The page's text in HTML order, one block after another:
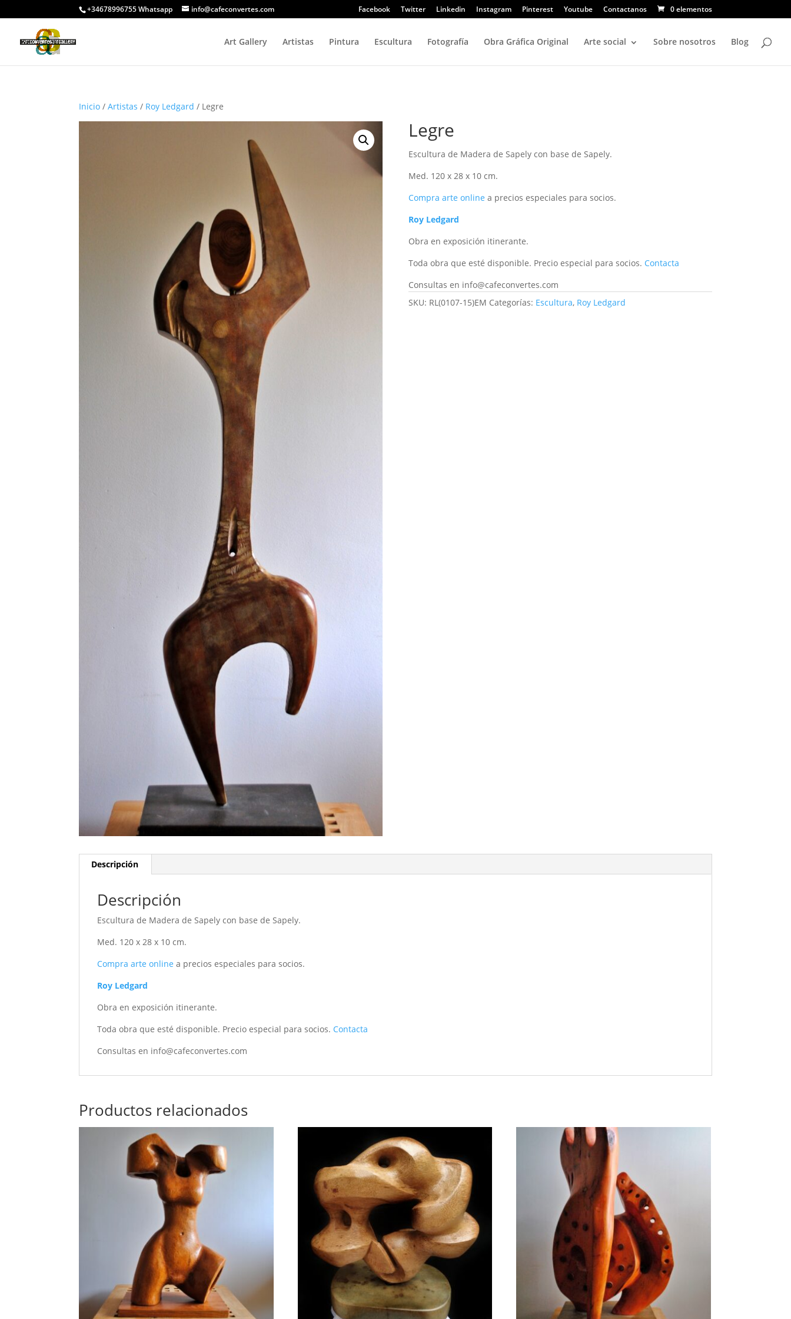
+34678996755 Whatsapp info@cafeconvertes.com Facebook Twitter Linkedin Instagram Pinterest Youtube Contactanos 0 elementos
Art Gallery Artistas Pintura Escultura Fotografía Obra Gráfica Original Arte social Sobre nosotros Blog
Inicio /Artistas / Roy Ledgard / Legre
Legre
Escultura de Madera de Sapely con base de Sapely.
Med. 120 x 28 x 10 cm.
Compra arte online a precios especiales para socios.
Roy Ledgard
Obra en exposición itinerante.
Toda obra que esté disponible. Precio especial para socios. Contacta
Consultas en info@cafeconvertes.com
SKU: RL(0107-15)EM Categorías: Escultura, Roy Ledgard
Descripción
Descripción
Escultura de Madera de Sapely con base de Sapely.
Med. 120 x 28 x 10 cm.
Compra arte online a precios especiales para socios.
Roy Ledgard
Obra en exposición itinerante.
Toda obra que esté disponible. Precio especial para socios. Contacta
Consultas en info@cafeconvertes.com
Productos relacionados